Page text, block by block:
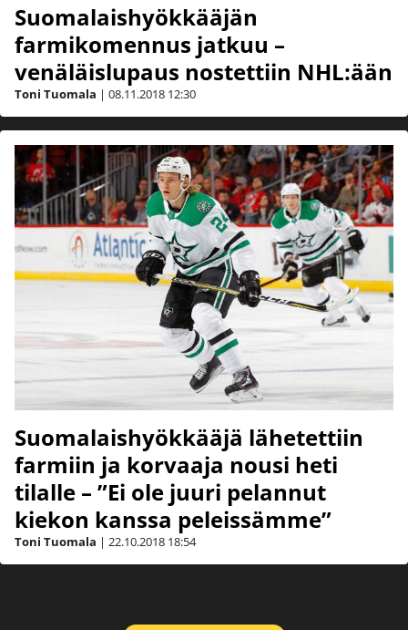
Suomalaishyökkääjän
farmikomennus jatkuu –
venäläislupaus nostettiin NHL:ään
Toni Tuomala | 08.11.2018 12:30
Suomalaishyökkääjä lähetettiin
farmiin ja korvaaja nousi heti
tilalle – ”Ei ole juuri pelannut
kiekon kanssa peleissämme”
Toni Tuomala | 22.10.2018 18:54